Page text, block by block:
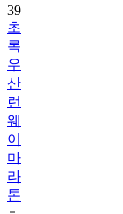
39
초
록
우
산
런
웨
이
마
라
톤